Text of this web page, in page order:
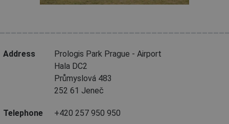
Address
Prologis Park Prague - Airport
Hala DC2
Průmyslová 483
252 61 Jeneč
Telephone +420 257 950 950